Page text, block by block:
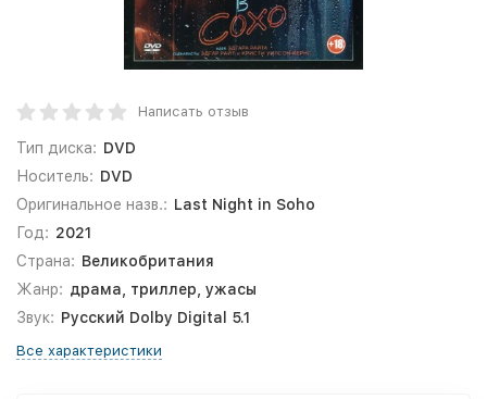
Написать отзыв
Тип диска: DVD
Носитель: DVD
Оригинальное назв.: Last Night in Soho
Год: 2021
Страна: Великобритания
Жанр: драма, триллер, ужасы
Звук: Русский Dolby Digital 5.1
Все характеристики